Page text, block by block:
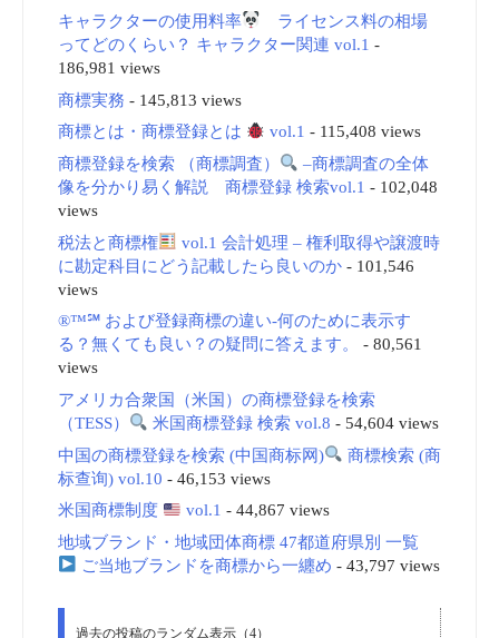
キャラクターの使用料率
ライセンス料の相場
ってどのくらい？ キャラクター関連 vol.1 -
186,981 views
商標実務 - 145,813 views
商標とは・商標登録とは
vol.1 - 115,408 views
商標登録を検索 （商標調査）
–商標調査の全体
像を分かり易く解説 商標登録 検索vol.1 - 102,048
views
税法と商標権
vol.1 会計処理 – 権利取得や譲渡時
に勘定科目にどう記載したら良いのか- 101,546
views
®™℠ および登録商標の違い-何のために表示す
る？無くても良い？の疑問に答えます。
- 80,561
views
アメリカ合衆国（米国）の商標登録を検索
（TESS）
米国商標登録 検索 vol.8 - 54,604 views
中国の商標登録を検索 (中国商标网)
商標検索 (商
标查询) vol.10 - 46,153 views
米国商標制度
vol.1 - 44,867 views
地域ブランド・地域団体商標 47都道府県別 一覧
ご当地ブランドを商標から一纏め - 43,797 views
過去の投稿のランダム表示（4）